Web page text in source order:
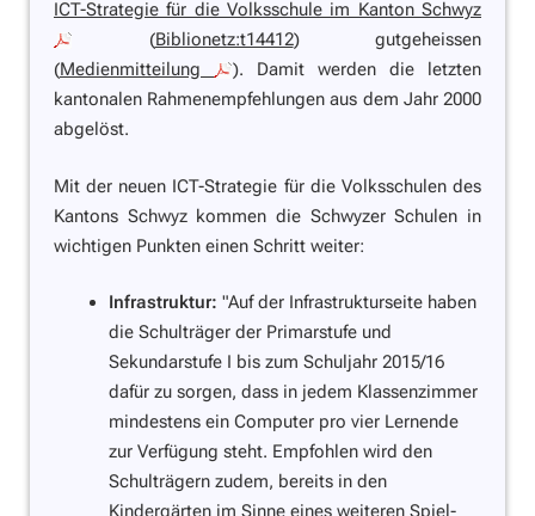
ICT-Strategie für die Volksschule im Kanton Schwyz
(Biblionetz:t14412) gutgeheissen
(Medienmitteilung
). Damit werden die letzten
kantonalen Rahmenempfehlungen aus dem Jahr 2000
abgelöst.
Mit der neuen ICT-Strategie für die Volksschulen des
Kantons Schwyz kommen die Schwyzer Schulen in
wichtigen Punkten einen Schritt weiter:
Infrastruktur: "Auf der Infrastrukturseite haben
die Schulträger der Primarstufe und
Sekundarstufe I bis zum Schuljahr 2015/16
dafür zu sorgen, dass in jedem Klassenzimmer
mindestens ein Computer pro vier Lernende
zur Verfügung steht. Empfohlen wird den
Schulträgern zudem, bereits in den
Kindergärten im Sinne eines weiteren Spiel-